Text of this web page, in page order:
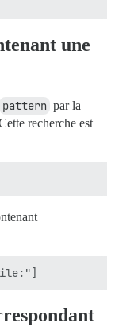
une
pattern par la
recherche est